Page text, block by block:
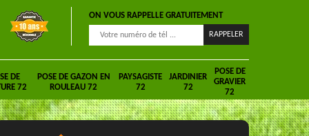
ON VOUS RAPPELLE GRATUITEMENT
DE
72
POSE DE GAZON EN
ROULEAU 72
PAYSAGISTE
72
JARDINIER
72
POSE DE
GRAVIER
72